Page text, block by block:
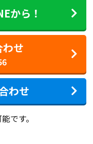
から！
せ
わせ
です。